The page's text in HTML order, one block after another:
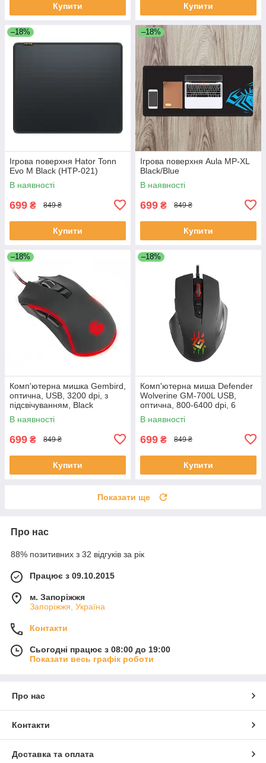
Купити Купити
–18%
Ігрова поверхня Hator Tonn
Evo M Black (HTP-021)
В наявності
699 ₴ 849 ₴
Купити
–18%
Ігрова поверхня Aula MP-XL
Black/Blue
В наявності
699 ₴ 849 ₴
Купити
–18%
Комп'ютерна мишка Gembird,
оптична, USB, 3200 dpi, з
підсвічуванням, Black
В наявності
699 ₴ 849 ₴
Купити
–18%
Комп'ютерна миша Defender
Wolverine GM-700L USB,
оптична, 800-6400 dpi, 6
кнопок, RGB підсвітка 14
режимів чорна
В наявності
699 ₴ 849 ₴
Купити
Показати ще
Про нас
88% позитивних з 32 відгуків за рік
Працює з 09.10.2015
м. Запоріжжя
Запоріжжя, Україна
Контакти
Сьогодні працює з 08:00 до 19:00
Показати весь графік роботи
Про нас
Контакти
Доставка та оплата